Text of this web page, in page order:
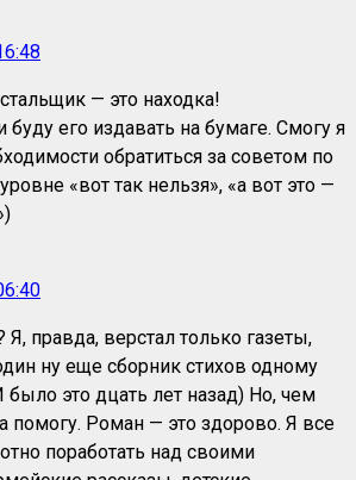
— это находка!
его издавать на бумаге. Смогу я
обратиться за советом по
«вот так нельзя», «а вот это —
Я, правда, верстал только газеты,
ну еще сборник стихов одному
это дцать лет назад) Но, чем
помогу. Роман — это здорово. Я все
поработать над своими